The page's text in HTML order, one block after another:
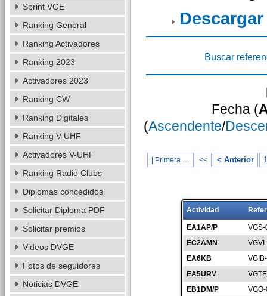
Buscar
Fecha (
(Ascendente/
| Primera … << < Anterior
Actividad
EA1AP/P
EC2AMN
EA6KB
EA5URV
EB1DM/P
Sprint VGE
Ranking General
Ranking Activadores
Ranking 2023
Activadores 2023
Ranking CW
Ranking Digitales
Ranking V-UHF
Activadores V-UHF
Ranking Radio Clubs
Diplomas concedidos
Solicitar Diploma PDF
Solicitar premios
Videos DVGE
Fotos de seguidores
Noticias DVGE